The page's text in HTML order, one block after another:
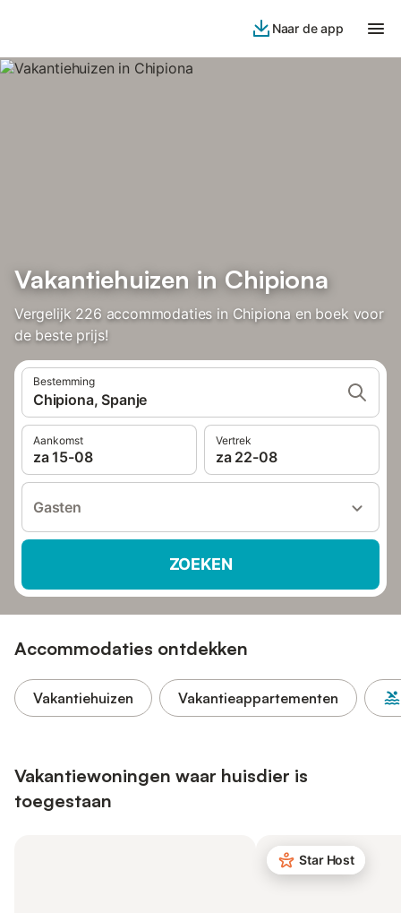
Naar de app
Vakantiehuizen in Chipiona
Vergelijk 226 accommodaties in Chipiona en boek voor
de beste prijs!
Bestemming
Chipiona, Spanje
Aankomst
za 15-08
Vertrek
za 22-08
Gasten
ZOEKEN
Accommodaties ontdekken
Vakantiehuizen Vakantieappartementen
Vakantiewoningen waar huisdier is
toegestaan
Star Host